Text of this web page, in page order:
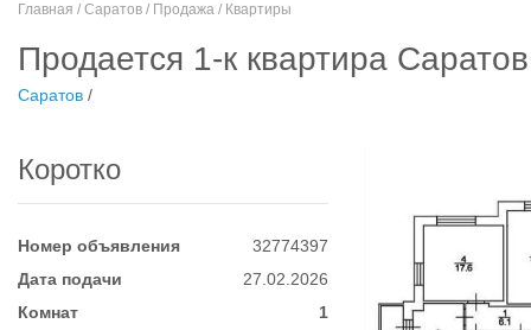
Главная / Саратов / Продажа / Квартиры
Продается 1-к квартира
Саратов /
Коротко
Номер объявления
32774397
Дата подачи
27.02.2026
Комнат
1